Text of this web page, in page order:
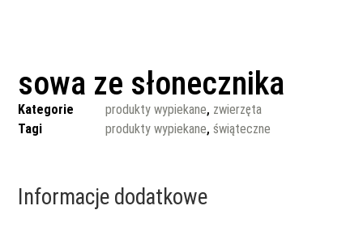
sowa ze słonecznika
Kategorie produkty wypiekane, zwierzęta
Tagi
produkty wypiekane,świąteczne
Informacje dodatkowe